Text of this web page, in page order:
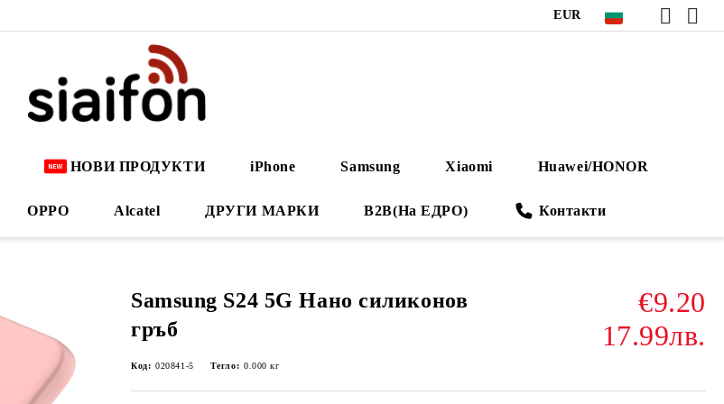
EUR
НОВИ ПРОДУКТИ iPhone Samsung Xiaomi Huawei/HONOR
OPPO Alcatel ДРУГИ МАРКИ B2B(На ЕДРО) Контакти
Samsung S24 5G Нано силиконов
гръб
€9.20
17.99лв.
Код: 020841-5 Тегло: 0.000 кг